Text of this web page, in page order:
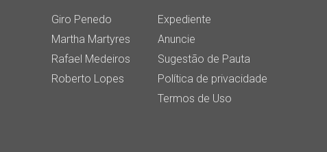
Giro Penedo
Martha Martyres
Rafael Medeiros
Roberto Lopes
Expediente
Anuncie
Sugestão de Pauta
Política de privacidade
Termos de Uso